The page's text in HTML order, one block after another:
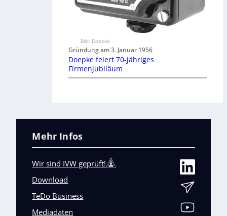
Bild: Doepke
Gründung am 3. Januar 1956
Doepke feiert 70-jähriges
Firmenjubiläum
Mehr Infos
Wir sind IVW geprüft!
Download
TeDo Business
Mediadaten